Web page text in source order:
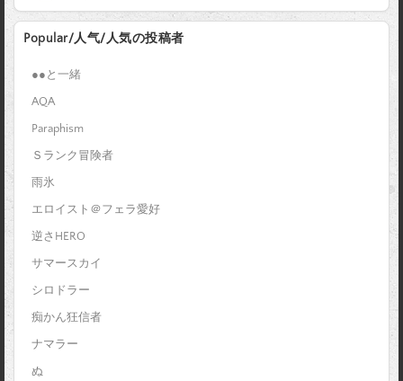
Popular/人气/人気の投稿者
●●と一緒
AQA
Paraphism
Ｓランク冒険者
雨氷
エロイスト＠フェラ愛好
逆さHERO
サマースカイ
シロドラー
痴かん狂信者
ナマラー
ぬ